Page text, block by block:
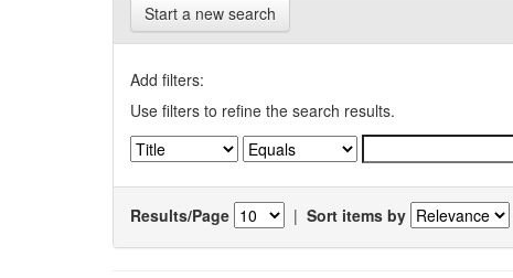
Start a new search
Add filters:
Use filters to refine the search results.
Results/Page | Sort items by